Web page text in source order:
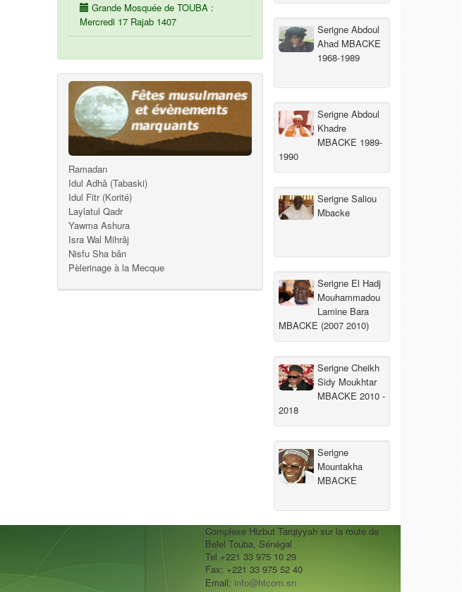
Grande Mosquée de TOUBA :
Mercredi 17 Rajab 1407
Ramadan
Idul Adhâ (Tabaski)
Idul Fitr (Korité)
Laylatul Qadr
Yawma Ashura
Isra Wal Mihrâj
Nisfu Sha bân
Pèlerinage à la Mecque
Serigne Abdoul
Ahad MBACKE
1968-1989
Serigne Abdoul
Khadre
MBACKE 1989-
1990
Serigne Saliou
Mbacke
Serigne El Hadj
Mouhammadou
Lamine Bara
MBACKE (2007 2010)
Serigne Cheikh
Sidy Moukhtar
MBACKE 2010 -
2018
Serigne
Mountakha
MBACKE
Complexe Hizbut Tarqiyyah sur la route de
Belel Touba, Sénégal
Tel +221 33 975 10 29
Fax: +221 33 975 52 40
Email: info@htcom.sn